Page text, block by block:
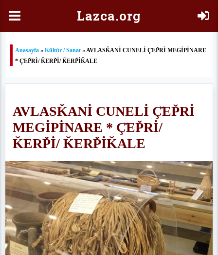
Lazca.org
Anasayfa » Kültür / Sanat » AVLASǨANİ CUNELİ Ç̌EP̌Rİ MEGİPİNARE
* Ç̌EP̌Rİ/ ǨERP̌İ/ ǨERP̌İǨALE
AVLASǨANİ CUNELİ Ç̌EP̌Rİ
MEGİPİNARE * Ç̌EP̌Rİ/
ǨERP̌İ/ ǨERP̌İǨALE